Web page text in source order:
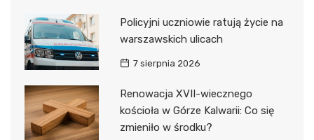
Policyjni uczniowie ratują życie na
warszawskich ulicach
7 sierpnia 2026
Renowacja XVII-wiecznego
kościoła w Górze Kalwarii: Co się
zmieniło w środku?